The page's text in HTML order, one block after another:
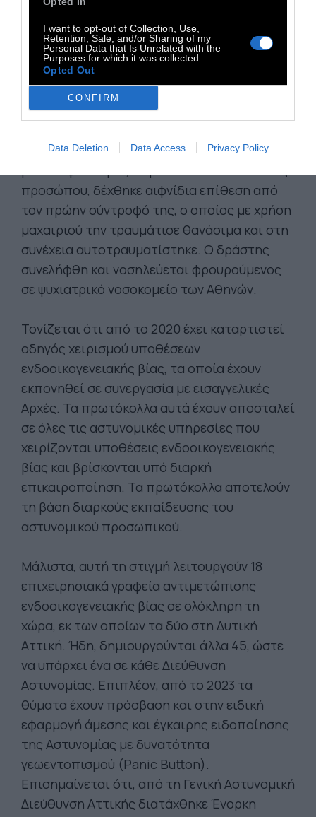
I want to opt-out of Collection, Use,
Retention, Sale, and/or Sharing of my
Personal Data that Is Unrelated with the
Purposes for which it was collected.
Opted Out
CONFIRM
Data Deletion Data Access Privacy Policy
από την οικία της.
Κατά την παραμονή της στην Υπηρεσία δεν
υπέβαλε έγκληση σε βάρος του, εκφράζοντας
την επιθυμία να μεταφερθεί με περιπολικό
στην οικία της. Κατά την έξοδό της από το
και σε κοντινή απόσταση, ενώ συνομιλούσε
με τηλεφωνήτρια, παρουσία του οικείου της
προσώπου, δέχθηκε αιφνίδια επίθεση από
τον πρώην σύντροφό της, ο οποίος με χρήση
μαχαιριού την τραυμάτισε θανάσιμα και στη
συνέχεια αυτοτραυματίστηκε. Ο δράστης
συνελήφθη και νοσηλεύεται φρουρούμενος
σε ψυχιατρικό νοσοκομείο των Αθηνών.
Τονίζεται ότι από το 2020 έχει καταρτιστεί
οδηγός χειρισμού υποθέσεων
ενδοοικογενειακής βίας, τα οποία έχουν
εκπονηθεί σε συνεργασία με εισαγγελικές
Αρχές. Τα πρωτόκολλα αυτά έχουν αποσταλεί
σε όλες τις αστυνομικές υπηρεσίες που
χειρίζονται υποθέσεις ενδοοικογενειακής
βίας και βρίσκονται υπό διαρκή
επικαιροποίηση. Τα πρωτόκολλα αποτελούν
τη βάση διαρκούς εκπαίδευσης του
αστυνομικού προσωπικού.
Μάλιστα, αυτή τη στιγμή λειτουργούν 18
επιχειρησιακά γραφεία αντιμετώπισης
ενδοοικογενειακής βίας σε ολόκληρη τη
χώρα, εκ των οποίων τα δύο στη Δυτική
Αττική. Ήδη, δημιουργούνται άλλα 45, ώστε
να υπάρχει ένα σε κάθε Διεύθυνση
Αστυνομίας. Επιπλέον, από το 2023 τα
θύματα έχουν πρόσβαση και στην ειδική
εφαρμογή άμεσης και έγκαιρης ειδοποίησης
της Αστυνομίας με δυνατότητα
γεωεντοπισμού (Panic Button).
Επισημαίνεται ότι, από τη Γενική Αστυνομική
Διεύθυνση Αττικής διατάχθηκε Ένορκη